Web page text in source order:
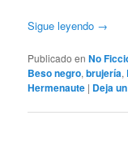
Sigue leyendo →
Publicado en No
Beso negro,brujería,
Hermenaute | Deja